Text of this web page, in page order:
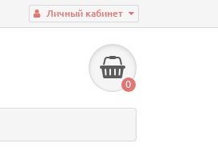
Личный кабинет
0